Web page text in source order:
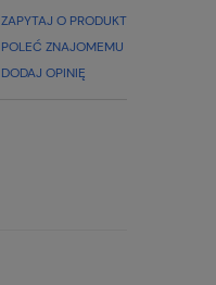
ZAPYTAJ O PRODUKT
POLEĆ ZNAJOMEMU
DODAJ OPINIĘ